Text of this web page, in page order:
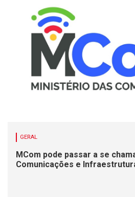
GERAL
MCom pode passar a se
Comunicações e